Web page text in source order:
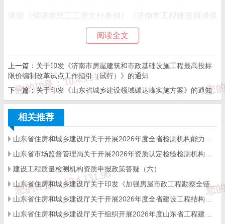
依据《保障农民工工资支付条例》《济南市工程建设领域保
障农民工工资支付办法》等有关规定，现通知如下：
任
一是压紧建设单位首要责
任，国有资金投资项目必须落实资金或明确资金来源，开发
企业必须严格执行工程款支付担保、按月拨付人工费等制
度。二是压实总包单位主体责任，总承包企业对所承包的农
民工工资支付负总责，落实好实名制管理等各项制度，确保
依法将工资按月足额支付给农民工本人。三是压实专业（劳
务）分包直接责任，做好实名核算农民工工资，并委托总承
阅读全文
上一篇： 关于印发《济南市房屋建筑和市政基础设施工程最高投标
限价编制改革试点工作指引（试行）》的通知
下一篇：关于印发《山东省城乡建设领域碳达峰实施方案》的通知
相关推荐
建设工程质量检测机构资质申报政策答疑（六）
山东省住房和城乡建设厅关于印发《加强房屋市政工程勘察全链条管理实施方案》的通知